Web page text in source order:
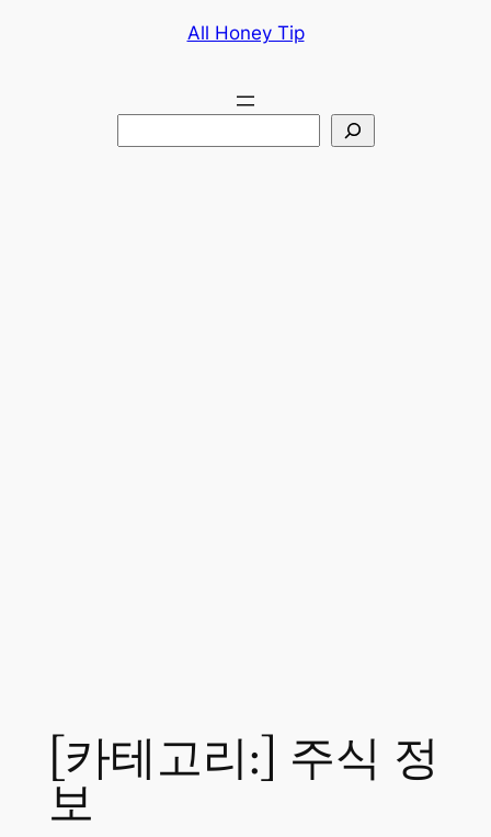
All Honey Tip
[카테고리:] 주식 정
보